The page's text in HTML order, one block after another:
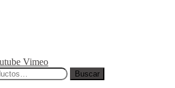
Vimeo
Buscar